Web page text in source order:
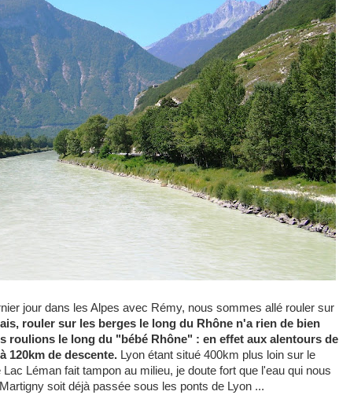
jour dans les Alpes avec Rémy, nous sommes allé rouler sur
rouler sur les berges le long du Rhône n'a rien de bien
roulions le long du "bébé Rhône" : en effet aux alentours de
120km de descente. Lyon étant situé 400km plus loin sur le
Léman fait tampon au milieu, je doute fort que l'eau qui nous
soit déjà passée sous les ponts de Lyon ...